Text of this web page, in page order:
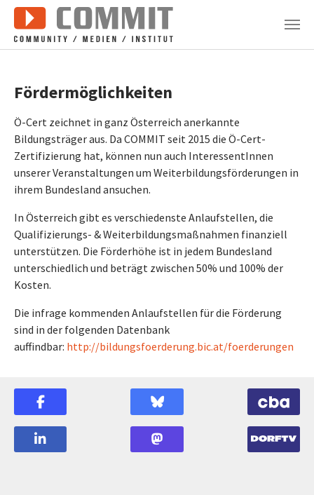
Zum Hauptinhalt springen
Fördermöglichkeiten
Ö-Cert zeichnet in ganz Österreich anerkannte
Bildungsträger aus. Da COMMIT seit 2015 die Ö-Cert-
Zertifizierung hat, können nun auch InteressentInnen
unserer Veranstaltungen um Weiterbildungsförderungen in
ihrem Bundesland ansuchen.
In Österreich gibt es verschiedenste Anlaufstellen, die
Qualifizierungs- & Weiterbildungsmaßnahmen finanziell
unterstützen. Die Förderhöhe ist in jedem Bundesland
unterschiedlich und beträgt zwischen 50% und 100% der
Kosten.
Die infrage kommenden Anlaufstellen für die Förderung
sind in der folgenden Datenbank
auffindbar: http://bildungsfoerderung.bic.at/foerderungen